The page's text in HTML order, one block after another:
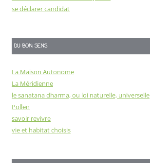
se déclarer candidat
DU BON SENS
La Maison Autonome
La Méridienne
le sanatana dharma, ou loi naturelle, universelle
Pollen
savoir revivre
vie et habitat choisis